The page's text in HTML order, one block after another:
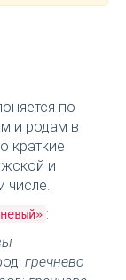
по
и родам в
краткие
и
числе.
:
гречнево